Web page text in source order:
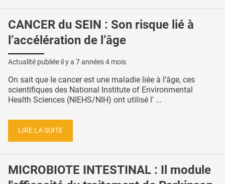
CANCER du SEIN : Son risque lié à
l’accélération de l’âge
Actualité publiée il y a 7 années 4 mois
On sait que le cancer est une maladie liée à l’âge, ces
scientifiques des National Institute of Environmental
Health Sciences (NIEHS/NIH) ont utilisé l' ...
LIRE LA SUITE
MICROBIOTE INTESTINAL : Il module